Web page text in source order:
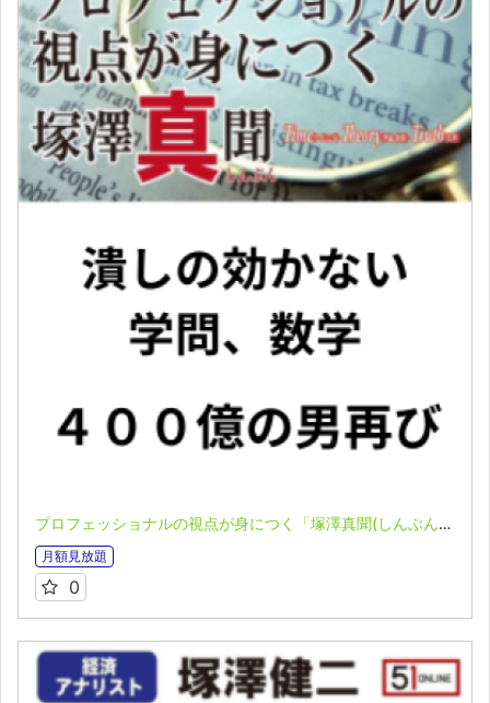
プロフェッショナルの視点が身につく「塚澤真聞(しんぶん)」(2026.3.30）
月額見放題
0